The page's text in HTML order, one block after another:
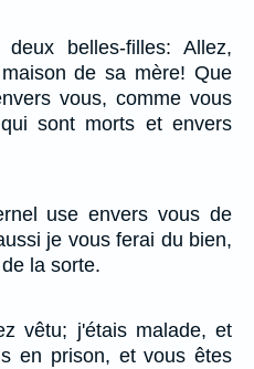
belles-filles: Allez,
de sa mère! Que
vous, comme vous
sont morts et envers
use envers vous de
je vous ferai du bien,
la sorte.
vêtu; j'étais malade, et
en prison, et vous êtes